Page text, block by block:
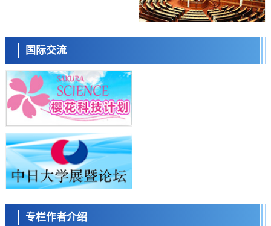
证电容器可在汽车发动机等高温环境下工作
经济・社会
日本生成式AI使用者占比一年内翻倍，但与中美德仍有较大差距
政策
日本修订首都直下型地震紧急对策：目标为死亡人数至少减半，重点强
化火灾防控
科学研究
福井大学发现细胞记忆过往并抑制反应的机制，阐明即便DNA相同反应
迥异之谜
科学研究
神户大学确认口服癌症疫苗B440单药给药的安全性，在转移性尿路上皮
癌患者中开展临床试验
政策
日本发布《令和8年版科学技术与创新白皮书》，解读第七期基本计划
科学研究
东京大学发现可诱导细胞死亡的新型信使物质
国际交流
专栏作者介绍
流员
小岩井忠道